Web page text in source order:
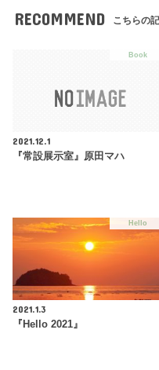
RECOMMEND こちらの
Book
2021.12.1
『常設展示室』原田マハ
Hello
2021.1.3
『Hello 2021』